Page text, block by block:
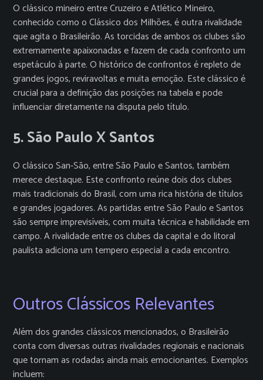
O clássico mineiro entre Cruzeiro e Atlético Mineiro,
conhecido como o Clássico dos Milhões, é outra rivalidade
que agita o Brasileirão. As torcidas de ambos os clubes são
extremamente apaixonadas e fazem de cada confronto um
espetáculo à parte. O histórico de confrontos é repleto de
grandes jogos, reviravoltas e muita emoção. Este clássico é
crucial para a definição das posições na tabela e pode
influenciar diretamente na disputa pelo título.
5. São Paulo X Santos
O clássico San-São, entre São Paulo e Santos, também
merece destaque. Este confronto reúne dois dos clubes
mais tradicionais do Brasil, com uma rica história de títulos
e grandes jogadores. As partidas entre São Paulo e Santos
são sempre imprevisíveis, com muita técnica e habilidade em
campo. A rivalidade entre os clubes da capital e do litoral
paulista adiciona um tempero especial a cada encontro.
Outros Clássicos Relevantes
Além dos grandes clássicos mencionados, o Brasileirão
conta com diversas outras rivalidades regionais e nacionais
que tornam as rodadas ainda mais emocionantes. Exemplos
incluem: